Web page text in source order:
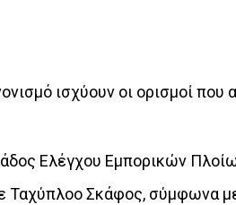
ισχύουν οι ορισμοί
Ελέγχου Εμπορικών
Ταχύπλοο Σκάφος, σύμφωνα